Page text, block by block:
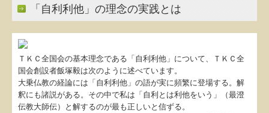
関与先様紹介
会社設立をお考えの方へ
お知らせ(過去掲載)
「自利利他」の理念の実践とは
ＴＫＣ全国会の基本理念である「自利利他」について、ＴＫＣ全
国会創設者飯塚毅は次のように述べています。
大乗仏教の経論には「自利利他」の語が実に頻繁に登場する。解
釈にも諸説がある。その中で私は「自利とは利他をいう」（最澄
伝教大師伝）と解するのが最も正しいと信ずる。